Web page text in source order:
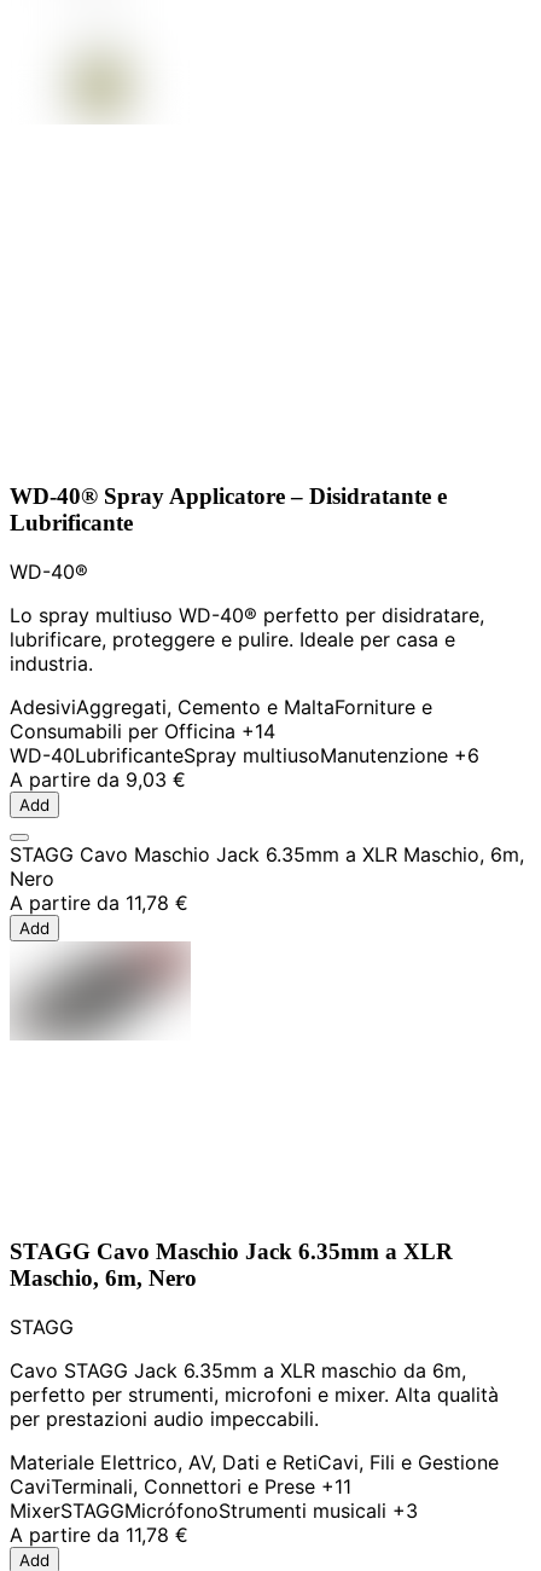
WD-40® Spray Applicatore – Disidratante e
Lubrificante
WD-40®
Lo spray multiuso WD-40® perfetto per disidratare,
lubrificare, proteggere e pulire. Ideale per casa e
industria.
AdesiviAggregati, Cemento e MaltaForniture e
Consumabili per Officina +14
WD-40LubrificanteSpray multiusoManutenzione +6
A partire da 9,03 €
Add
STAGG Cavo Maschio Jack 6.35mm a XLR Maschio, 6m,
Nero
A partire da 11,78 €
Add
STAGG Cavo Maschio Jack 6.35mm a XLR
Maschio, 6m, Nero
STAGG
Cavo STAGG Jack 6.35mm a XLR maschio da 6m,
perfetto per strumenti, microfoni e mixer. Alta qualità
per prestazioni audio impeccabili.
Materiale Elettrico, AV, Dati e RetiCavi, Fili e Gestione
CaviTerminali, Connettori e Prese +11
MixerSTAGGMicrófonoStrumenti musicali +3
A partire da 11,78 €
Add